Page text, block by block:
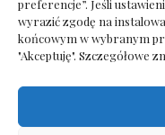
preferencje”. Jeśli
wyrazić zgodę na
końcowym w wybranym
"Akceptuję". Szczegółowe